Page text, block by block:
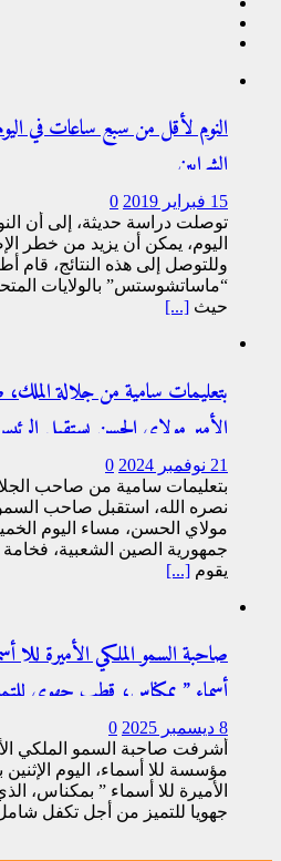
النوم لأقل من سبع ساعات في
الشرايين
15 فبراير 2019
0
توصلت دراسة حديثة، إلى أن
اليوم، يمكن أن يزيد من خطر
وللتوصل إلى هذه النتائج،
“ماساتشوستس” بالولايات
حيث [...]
بتعليمات سامية من جلالة
الأمير مولاي الحسن يستقبل
21 نوفمبر 2024
0
بتعليمات سامية من صاحب
نصره الله، استقبل صاحب السمو
مولاي الحسن، مساء اليوم
جمهورية الصين الشعبية،
يقوم [...]
صاحبة السمو الملكي الأميرة للا
أسماء ” بمكناس، قطب جهوي
بالأطفال الصم وضعاف السمع
8 ديسمبر 2025
0
أشرفت صاحبة السمو الملكي
مؤسسة للا أسماء، اليوم
الأميرة للا أسماء ” بمكناس،
جهويا للتميز من أجل تكفل